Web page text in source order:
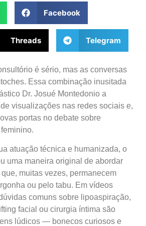
Facebook
Threads Telegram
é sério, mas as conversas
Essa combinação inusitada
Dr. Josué Montedonio a
visualizações nas redes sociais e,
portas no debate sobre
atuação técnica e humanizada, o
uma maneira original de abordar
muitas vezes, permanecem
ou pelo tabu. Em vídeos
comuns sobre lipoaspiração,
facial ou cirurgia íntima são
lúdicos — bonecos curiosos e